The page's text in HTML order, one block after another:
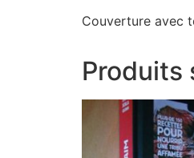
Couverture avec
Produits